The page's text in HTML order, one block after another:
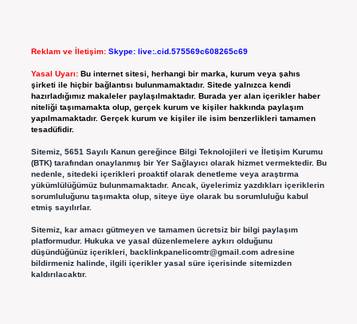
Reklam ve İletişim: Skype: live:.cid.575569c608265c69
Yasal Uyarı: Bu internet sitesi, herhangi bir marka, kurum veya şahıs
şirketi ile hiçbir bağlantısı bulunmamaktadır. Sitede yalnızca kendi
hazırladığımız makaleler paylaşılmaktadır. Burada yer alan içerikler haber
niteliği taşımamakta olup, gerçek kurum ve kişiler hakkında paylaşım
yapılmamaktadır. Gerçek kurum ve kişiler ile isim benzerlikleri tamamen
tesadüfidir.
Sitemiz, 5651 Sayılı Kanun gereğince Bilgi Teknolojileri ve İletişim Kurumu
(BTK) tarafından onaylanmış bir Yer Sağlayıcı olarak hizmet vermektedir. Bu
nedenle, sitedeki içerikleri proaktif olarak denetleme veya araştırma
yükümlülüğümüz bulunmamaktadır. Ancak, üyelerimiz yazdıkları içeriklerin
sorumluluğunu taşımakta olup, siteye üye olarak bu sorumluluğu kabul
etmiş sayılırlar.
Sitemiz, kar amacı gütmeyen ve tamamen ücretsiz bir bilgi paylaşım
platformudur. Hukuka ve yasal düzenlemelere aykırı olduğunu
düşündüğünüz içerikleri, backlinkpanelicomtr@gmail.comadresine
bildirmeniz halinde, ilgili içerikler yasal süre içerisinde sitemizden
kaldırılacaktır.